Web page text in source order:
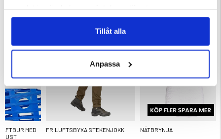
Tillåt alla
Anpassa
KÖPS OFTA TILLSAMMANS
MED
FRILUFTSBYXA STEKENJOKK NÄTBRYNJA